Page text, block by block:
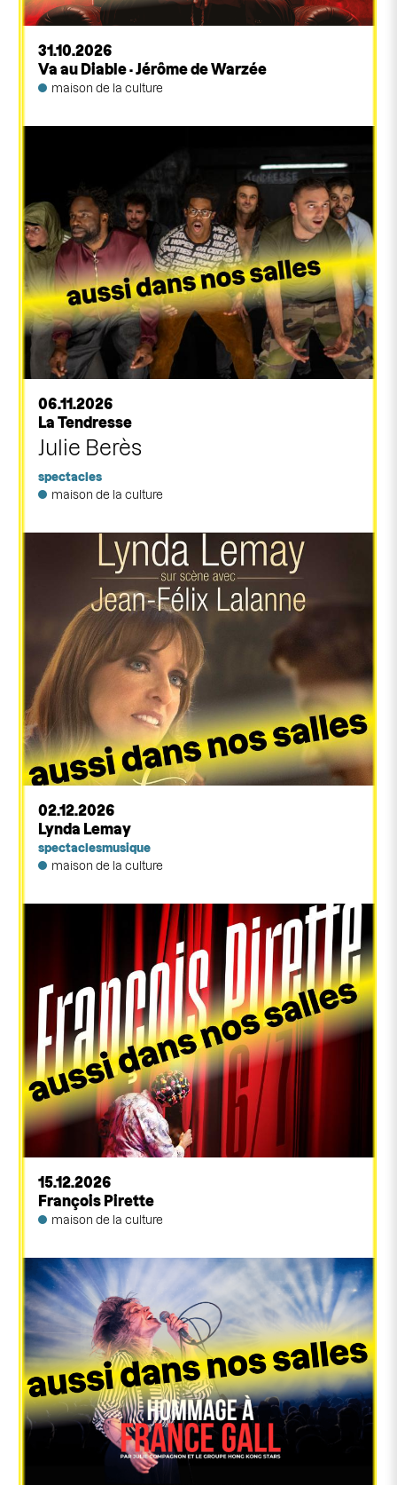
31.10.2026
Va au Diable · Jérôme de Warzée
maison de la culture
06.11.2026
La Tendresse
Julie Berès
spectacles
maison de la culture
02.12.2026
Lynda Lemay
spectaclesmusique
maison de la culture
15.12.2026
François Pirette
maison de la culture